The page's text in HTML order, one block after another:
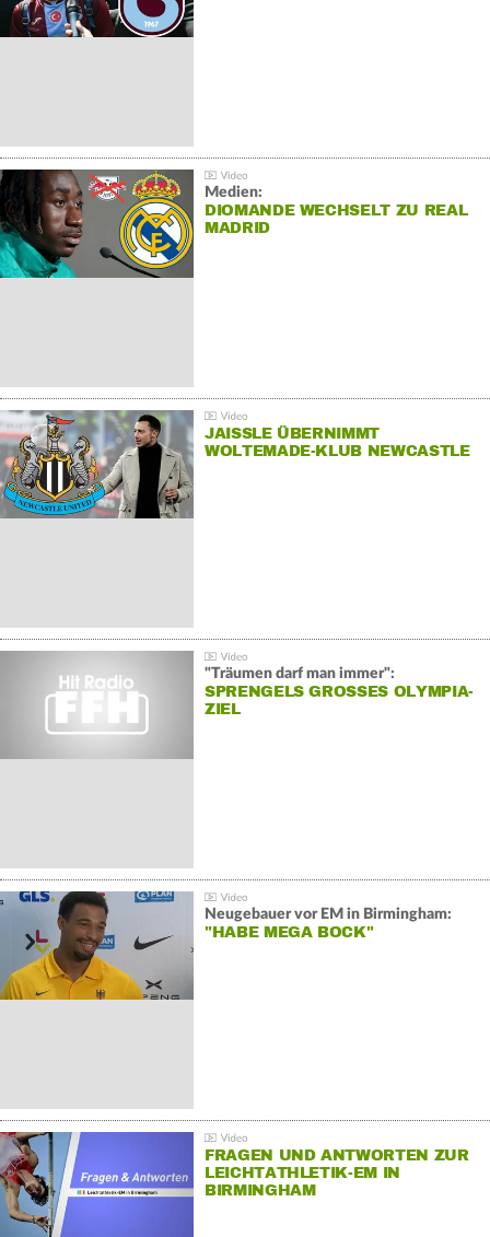
Medien:
DIOMANDE WECHSELT ZU REAL
MADRID
JAISSLE ÜBERNIMMT
WOLTEMADE-KLUB NEWCASTLE
"Träumen darf man immer":
SPRENGELS GROSSES OLYMPIA-Z
IEL
Neugebauer vor EM in Birmingham:
"HABE MEGA BOCK"
FRAGEN UND ANTWORTEN ZUR
LEICHTATHLETIK-EM IN
BIRMINGHAM